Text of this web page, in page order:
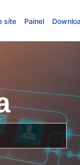
site Painel